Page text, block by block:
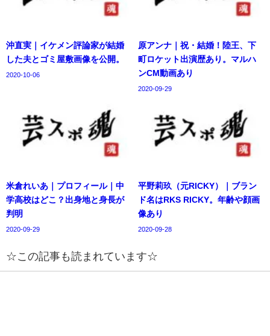
沖直実｜イケメン評論家が結婚
した夫とゴミ屋敷画像を公開。
2020-10-06
原アンナ｜祝・結婚！陸王、下
町ロケット出演歴あり。マルハ
ンCM動画あり
2020-09-29
米倉れいあ｜プロフィール｜中
学高校はどこ？出身地と身長が
判明
2020-09-29
平野莉玖（元RICKY）｜ブラン
ド名はRKS RICKY。年齢や顔画
像あり
2020-09-28
☆この記事も読まれています☆